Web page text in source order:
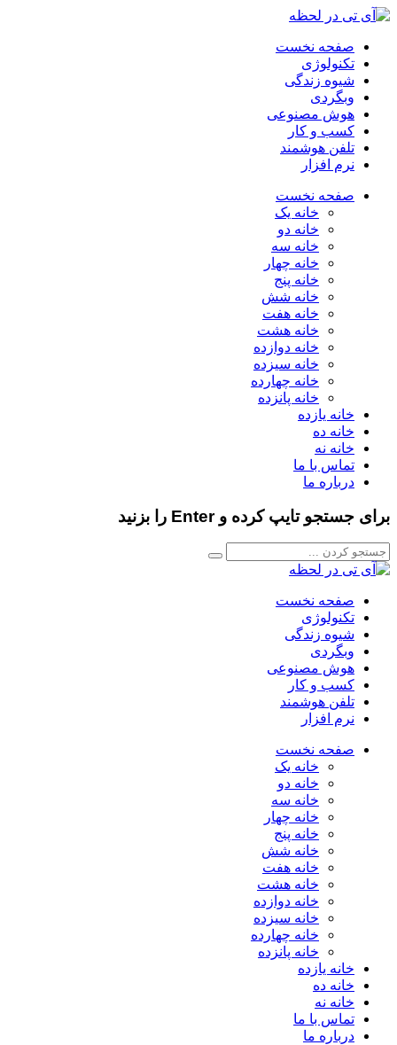
صفحه نخست
تکنولوژی
شیوه زندگی
وبگردی
هوش مصنوعی
کسب و کار
تلفن هوشمند
نرم افزار
صفحه نخست
خانه یک
خانه دو
خانه سه
خانه چهار
خانه پنج
خانه شش
خانه هفت
خانه هشت
خانه دوازده
خانه سیزده
خانه چهارده
خانه پانزده
خانه یازده
خانه ده
خانه نه
تماس با ما
درباره ما
برای جستجو تایپ کرده و Enter را بزنید
صفحه نخست
تکنولوژی
شیوه زندگی
وبگردی
هوش مصنوعی
کسب و کار
تلفن هوشمند
نرم افزار
صفحه نخست
خانه یک
خانه دو
خانه سه
خانه چهار
خانه پنج
خانه شش
خانه هفت
خانه هشت
خانه دوازده
خانه سیزده
خانه چهارده
خانه پانزده
خانه یازده
خانه ده
خانه نه
تماس با ما
درباره ما